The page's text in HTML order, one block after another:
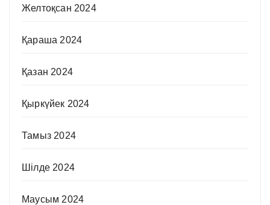
Желтоқсан 2024
Қараша 2024
Қазан 2024
Қыркүйек 2024
Тамыз 2024
Шілде 2024
Маусым 2024